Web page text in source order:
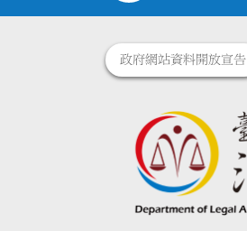
政府網站資料開放宣告